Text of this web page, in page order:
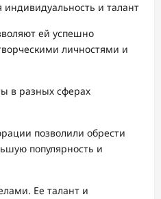
индивидуальность и талант
ей успешно
личностями и
в разных сферах
позволили обрести
популярность и
Ее талант и